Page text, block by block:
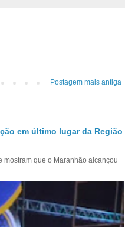
Postagem mais antiga
em último lugar da Região
mostram que o Maranhão alcançou